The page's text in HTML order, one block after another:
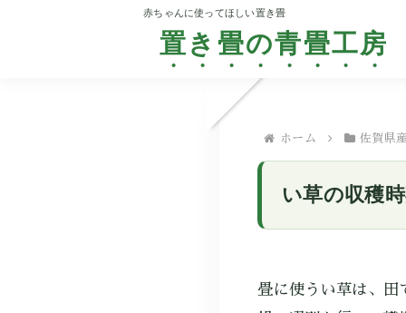
置き畳の青畳工房
ホーム 佐賀県
い草の収穫
畳に使うい草は、田